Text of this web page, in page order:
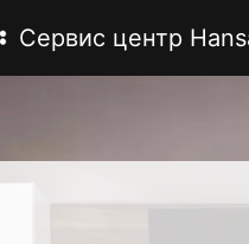
Сервис центр